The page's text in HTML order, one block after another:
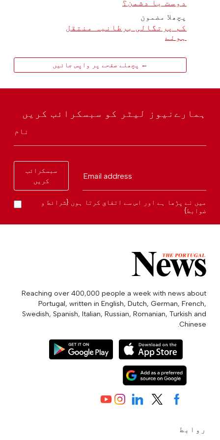
دوست یا دشمن؟
پچھلا مضمون
کم پرتگالی برطانیہ منتقل
ہوئے
← پچھلے صفحے پر واپس جائیں
ہمارےنیوز لیٹر کو سبسکرائب کریں
نام
Email address
سبسکرائب
کریں
میں نے پڑھا ہے اور اس سے اتفاق کرتا ہوں {شرائط و
ضوابط}
Reaching over 400,000 people a week with news about
Portugal, written in English, Dutch, German, French,
Swedish, Spanish, Italian, Russian, Romanian, Turkish and
Chinese.
روابط